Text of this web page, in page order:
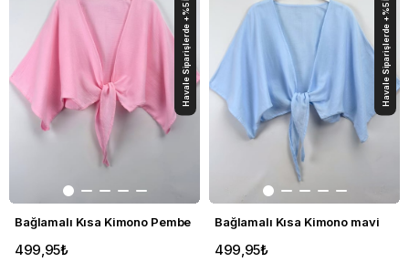
Bağlamalı Kısa Kimono Pembe
499,95₺
Havale Siparişlerde +%5 İndirim
Bağlamalı Kısa Kimono mavi
499,95₺
Havale Siparişlerde +%5 İndirim